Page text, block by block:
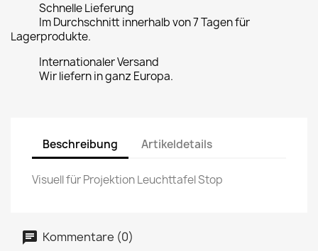
Schnelle Lieferung
Im Durchschnitt innerhalb von 7 Tagen für
Lagerprodukte.
Internationaler Versand
Wir liefern in ganz Europa.
Beschreibung Artikeldetails
Visuell für Projektion Leuchttafel Stop
Kommentare (0)